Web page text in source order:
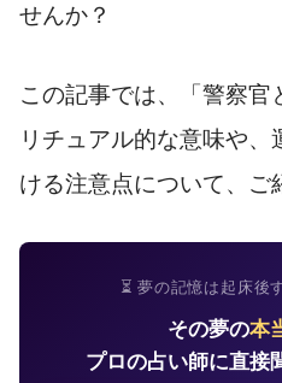
せんか？
この記事では、「警察官
リチュアル的な意味や
ける注意点について、ご
⏳ 夢の記憶は起床後
その夢の本
プロの占い師に直接